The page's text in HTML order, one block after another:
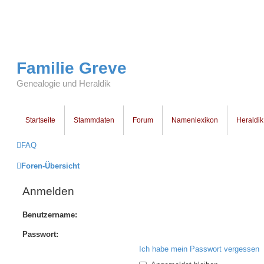
Familie Greve
Genealogie und Heraldik
Startseite Stammdaten Forum Namenlexikon Heraldik
FAQ
Foren-Übersicht
Anmelden
Benutzername:
Passwort:
Ich habe mein Passwort vergessen